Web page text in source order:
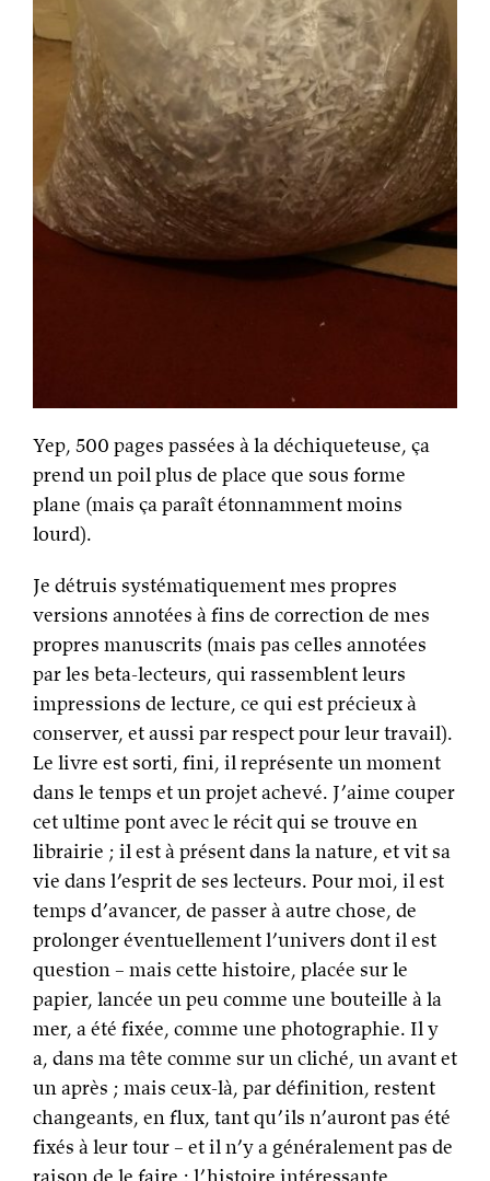
Yep, 500 pages passées à la déchiqueteuse, ça
prend un poil plus de place que sous forme
plane (mais ça paraît étonnamment moins
lourd).
Je détruis systématiquement mes propres
versions annotées à fins de correction de mes
propres manuscrits (mais pas celles annotées
par les beta-lecteurs, qui rassemblent leurs
impressions de lecture, ce qui est précieux à
conserver, et aussi par respect pour leur travail).
Le livre est sorti, fini, il représente un moment
dans le temps et un projet achevé. J’aime couper
cet ultime pont avec le récit qui se trouve en
librairie ; il est à présent dans la nature, et vit sa
vie dans l’esprit de ses lecteurs. Pour moi, il est
temps d’avancer, de passer à autre chose, de
prolonger éventuellement l’univers dont il est
question – mais cette histoire, placée sur le
papier, lancée un peu comme une bouteille à la
mer, a été fixée, comme une photographie. Il y
a, dans ma tête comme sur un cliché, un avant et
un après ; mais ceux-là, par définition, restent
changeants, en flux, tant qu’ils n’auront pas été
fixés à leur tour – et il n’y a généralement pas de
raison de le faire ; l’histoire intéressante